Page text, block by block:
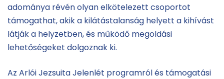
adománya révén olyan elkötelezett csoportot
támogathat, akik a kilátástalanság helyett a kihívást
látják a helyzetben, és működő megoldási
lehetőségeket dolgoznak ki.
Az Arlói Jezsuita Jelenlét programról és támogatási